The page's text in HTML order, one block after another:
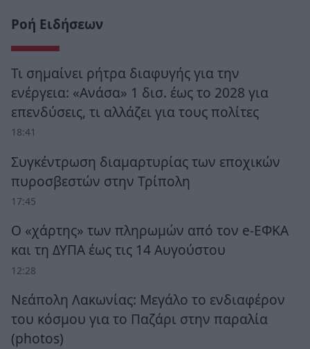
Ροή Ειδήσεων
Τι σημαίνει ρήτρα διαφυγής για την
ενέργεια: «Ανάσα» 1 δισ. έως το 2028 για
επενδύσεις, τι αλλάζει για τους πολίτες
18:41
Συγκέντρωση διαμαρτυρίας των εποχικών
πυροσβεστών στην Τρίπολη
17:45
Ο «χάρτης» των πληρωμών από τον e-ΕΦΚΑ
και τη ΔΥΠΑ έως τις 14 Αυγούστου
12:28
Νεάπολη Λακωνίας: Μεγάλο το ενδιαφέρον
του κόσμου για το Παζάρι στην παραλία
(photos)